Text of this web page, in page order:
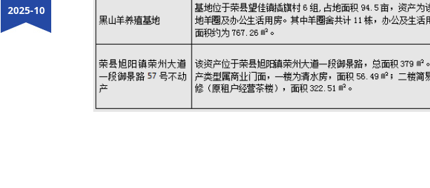
自贡市农业资产投资管理有限公司 招租公告
自贡市农业资产投资管理有限公司招租公告自贡市农业资产投资管理
64号闲置资产处置方案就招租项目公开征集意向租赁客户。（一）项目